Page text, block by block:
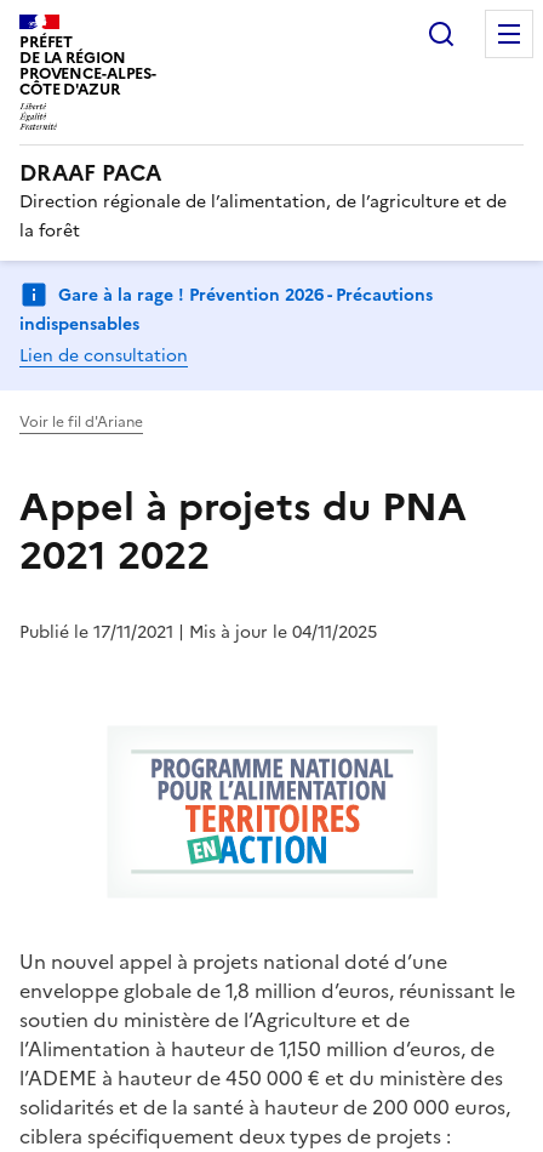
PRÉFET
DE LA RÉGION
PROVENCE-ALPES-
CÔTE D'AZUR
DRAAF PACA
Direction régionale de l’alimentation, de l’agriculture et de
la forêt
Gare à la rage ! Prévention 2026 - Précautions
indispensables
Lien de consultation
Voir le fil d'Ariane
Appel à projets du PNA
2021 2022
Publié le 17/11/2021 | Mis à jour le 04/11/2025
Un nouvel appel à projets national doté d’une
enveloppe globale de 1,8 million d’euros, réunissant le
soutien du ministère de l’Agriculture et de
l’Alimentation à hauteur de 1,150 million d’euros, de
l’ADEME à hauteur de 450 000 € et du ministère des
solidarités et de la santé à hauteur de 200 000 euros,
ciblera spécifiquement deux types de projets :